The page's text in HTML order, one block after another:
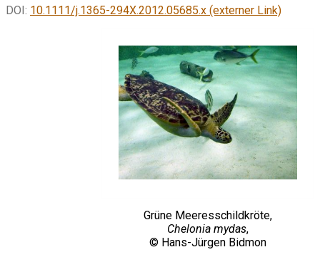
DOI: 10.1111/j.1365-294X.2012.05685.x (externer Link)
Grüne Meeresschildkröte,
Chelonia mydas,
© Hans-Jürgen Bidmon